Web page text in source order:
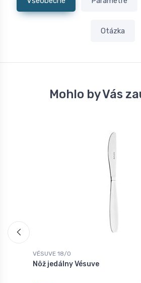
Otázka
Mohlo by Vás
VÉSUVE 18/0
Nôž jedálny Vésuve